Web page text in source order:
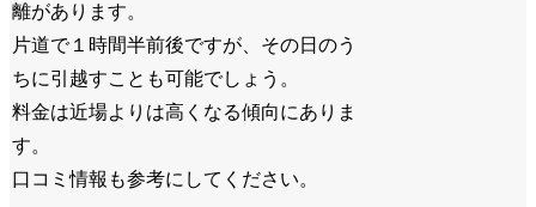
離があります。
片道で１時間半前後ですが、その日のう
ちに引越すことも可能でしょう。
料金は近場よりは高くなる傾向にありま
す。
口コミ情報も参考にしてください。